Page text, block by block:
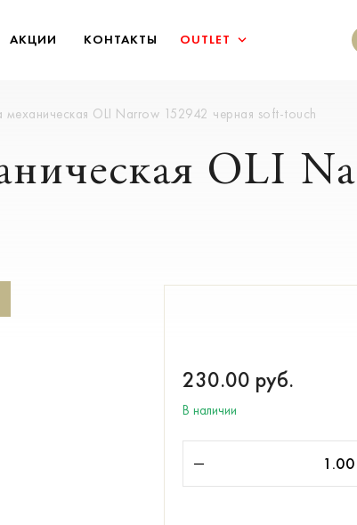
АКЦИИ КОНТАКТЫ OUTLET
механическая OLI Narrow 152942 черная soft-touch
OLI
230.00 руб.
В наличии